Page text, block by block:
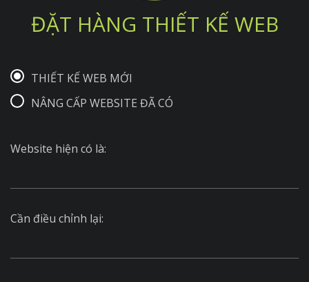
ĐẶT HÀNG THIẾT KẾ WEB
THIẾT KẾ WEB MỚI
NÂNG CẤP WEBSITE ĐÃ CÓ
Website hiện có là:
Cần điều chỉnh lại: